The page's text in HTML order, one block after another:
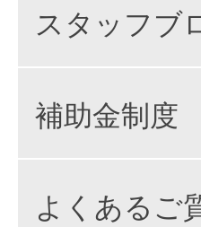
スタッフブ
補助金制度
よくあるご